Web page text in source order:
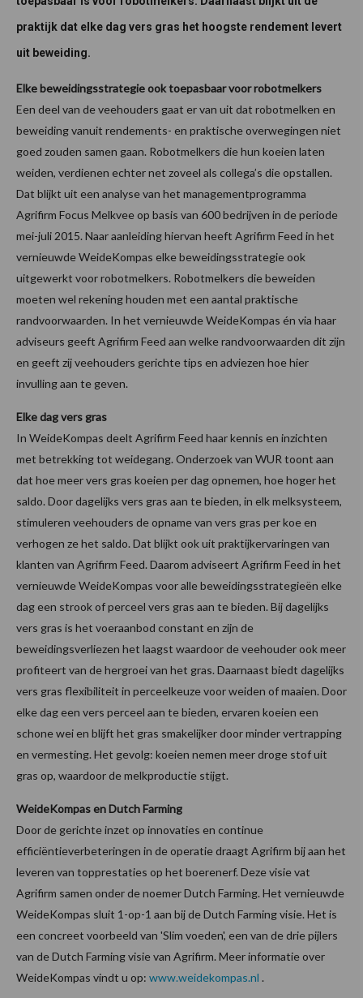
praktijk dat elke dag vers gras het hoogste rendement levert
uit beweiding.
Elke beweidingsstrategie ook toepasbaar voor robotmelkers
Een deel van de veehouders gaat er van uit dat robotmelken en
beweiding vanuit rendements- en praktische overwegingen niet
goed zouden samen gaan. Robotmelkers die hun koeien laten
weiden, verdienen echter net zoveel als collega’s die opstallen.
Dat blijkt uit een analyse van het managementprogramma
Agrifirm Focus Melkvee op basis van 600 bedrijven in de periode
mei-juli 2015. Naar aanleiding hiervan heeft Agrifirm Feed in het
vernieuwde WeideKompas elke beweidingsstrategie ook
uitgewerkt voor robotmelkers. Robotmelkers die beweiden
moeten wel rekening houden met een aantal praktische
randvoorwaarden. In het vernieuwde WeideKompas én via haar
adviseurs geeft Agrifirm Feed aan welke randvoorwaarden dit zijn
en geeft zij veehouders gerichte tips en adviezen hoe hier
invulling aan te geven.
Elke dag vers gras
In WeideKompas deelt Agrifirm Feed haar kennis en inzichten
met betrekking tot weidegang. Onderzoek van WUR toont aan
dat hoe meer vers gras koeien per dag opnemen, hoe hoger het
saldo. Door dagelijks vers gras aan te bieden, in elk melksysteem,
stimuleren veehouders de opname van vers gras per koe en
verhogen ze het saldo. Dat blijkt ook uit praktijkervaringen van
klanten van Agrifirm Feed. Daarom adviseert Agrifirm Feed in het
vernieuwde WeideKompas voor alle beweidingsstrategieën elke
dag een strook of perceel vers gras aan te bieden. Bij dagelijks
vers gras is het voeraanbod constant en zijn de
beweidingsverliezen het laagst waardoor de veehouder ook meer
profiteert van de hergroei van het gras. Daarnaast biedt dagelijks
vers gras flexibiliteit in perceelkeuze voor weiden of maaien. Door
elke dag een vers perceel aan te bieden, ervaren koeien een
schone wei en blijft het gras smakelijker door minder vertrapping
en vermesting. Het gevolg: koeien nemen meer droge stof uit
gras op, waardoor de melkproductie stijgt.
WeideKompas en Dutch Farming
Door de gerichte inzet op innovaties en continue
efficiëntieverbeteringen in de operatie draagt Agrifirm bij aan het
leveren van topprestaties op het boerenerf. Deze visie vat
Agrifirm samen onder de noemer Dutch Farming. Het vernieuwde
WeideKompas sluit 1-op-1 aan bij de Dutch Farming visie. Het is
een concreet voorbeeld van 'Slim voeden', een van de drie pijlers
van de Dutch Farming visie van Agrifirm. Meer informatie over
WeideKompas vindt u op: www.weidekompas.nl .